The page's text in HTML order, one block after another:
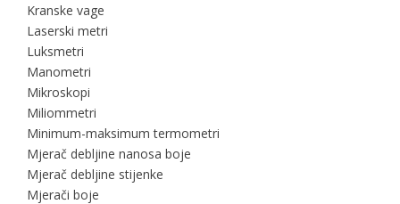
Kranske vage
Laserski metri
Luksmetri
Manometri
Mikroskopi
Miliommetri
Minimum-maksimum termometri
Mjerač debljine nanosa boje
Mjerač debljine stijenke
Mjerači boje